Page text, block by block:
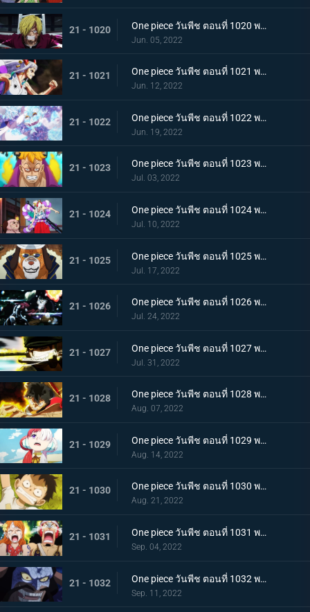
21 - 1020 One piece วันพีช ตอนที่ 1020 พากย์ไทย ซันจิตะโกนสุดเสียง! SOS ที่ดังก้องทั่วเกาะ
Jun. 05, 2022
21 - 1021 One piece วันพีช ตอนที่ 1021 พากย์ไทย สแพงค์แสนรุนแรง! ปัญหาเรื่องผู้หญิงของซันจิ
Jun. 12, 2022
21 - 1022 One piece วันพีช ตอนที่ 1022 พากย์ไทย ไม่นึกเสียใจ ลูฟี่กับลูกพี่สายสัมพันธ์ศิษย์อาจารย์
Jun. 19, 2022
21 - 1023 One piece วันพีช ตอนที่ 1023 พากย์ไทย เตรียมพร้อมเรียบร้อย! ช็อปเปอร์เฟจเนบูไลเซอร์
Jul. 03, 2022
21 - 1024 One piece วันพีช ตอนที่ 1024 พากย์ไทย โอเด้งปรากฏตัว! จิตใจของปลอกดาบแดงหวั่นไหว
Jul. 10, 2022
21 - 1025 One piece วันพีช ตอนที่ 1025 พากย์ไทย รุ่นที่เลวร้ายที่สุดพินาศสิ้น! ท่าใหญ่ของสี่จักรพรรดิ
Jul. 17, 2022
21 - 1026 One piece วันพีช ตอนที่ 1026 พากย์ไทย ซุปเปอร์โนวาโต้กลับแผนแยก 4 จักรพรรดิ
Jul. 24, 2022
21 - 1027 One piece วันพีช ตอนที่ 1027 พากย์ไทย ปกป้องลูฟี่ไว้! วิชาดาบของโซโลกับลอว์
Jul. 31, 2022
21 - 1028 One piece วันพีช ตอนที่ 1028 พากย์ไทย ก้ามข้ามสี่จักรพรรดิสิ หมัดเหล็กโต้กลับของลูฟี่
Aug. 07, 2022
21 - 1029 One piece วันพีช ตอนที่ 1029 พากย์ไทย ความทรงจำลางเลือน ลูฟี่กับอูตะลูกสาวของผมแดง
Aug. 14, 2022
21 - 1030 One piece วันพีช ตอนที่ 1030 พากย์ไทย คำสาบานต่อยุคสมัยใหม่! ลูฟี่กับอูตะ
Aug. 21, 2022
21 - 1031 One piece วันพีช ตอนที่ 1031 พากย์ไทย นามิตะโกนสุดเสียง เดธเรซแบบจนตรอก
Sep. 04, 2022
21 - 1032 One piece วันพีช ตอนที่ 1032 พากย์ไทย รุ่งอรุณของแคว้นวะ ทุกด้านประจันหน้าสุดเดือด
Sep. 11, 2022